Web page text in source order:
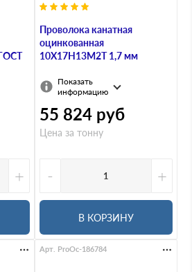
+
Проволока канатная
оцинкованная
10Х17Н13М2Т 1,7 мм
Показать
информацию
55 824 руб
Цена за тонну
- +
В КОРЗИНУ
Арт. ProOc-186784